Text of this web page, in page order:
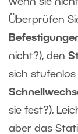
Überprüfen
nicht?), den
sich stufenlos
sie fest?).
aber das